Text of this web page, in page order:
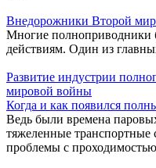
Внедорожники Второй
Многие полноприводники
действиям. Один из
Развитие индустрии
мировой войны
Когда и как появился
Ведь были времена
тяжеленные транспортные
проблемы с проходимостью